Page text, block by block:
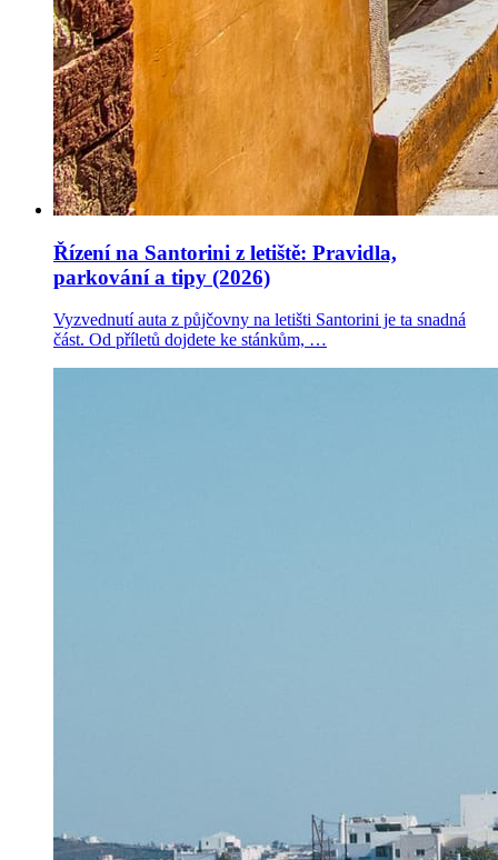
Řízení na Santorini z letiště: Pravidla,
parkování a tipy (2026)
Vyzvednutí auta z půjčovny na letišti Santorini je ta snadná
část. Od příletů dojdete ke stánkům, …